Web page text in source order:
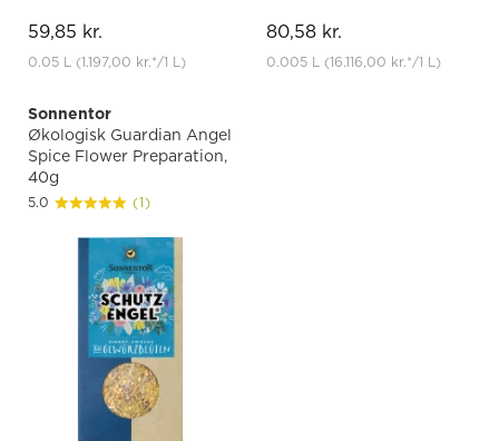
59,85 kr.
0.05 L (1.197,00 kr.*/1 L)
80,58 kr.
0.005 L (16.116,00 kr.*/1 L)
Sonnentor
Økologisk Guardian Angel
Spice Flower Preparation,
40g
5.0 (1)